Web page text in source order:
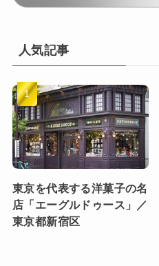
人気記事
東京を代表する洋菓子の名
店「エーグルドゥース」／
東京都新宿区